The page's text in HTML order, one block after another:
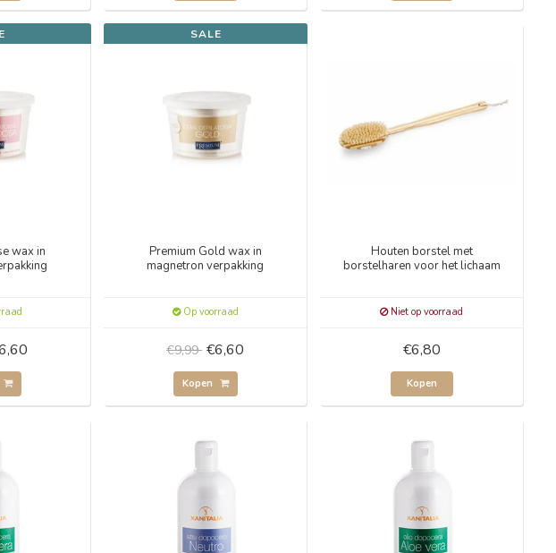
wax in
SALE
Premium Gold wax in
magnetron verpakking
Op voorraad
€9,99 €6,60
Kopen
Houten borstel met
borstelharen voor het lichaam
Niet op voorraad
€6,80
Kopen